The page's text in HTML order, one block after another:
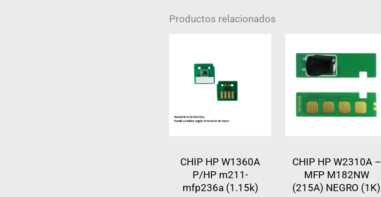
Productos relacionados
CHIP HP W1360A
P/HP m211-
mfp236a (1.15k)
CHIP HP W2310A –
MFP M182NW
(215A) NEGRO (1K)